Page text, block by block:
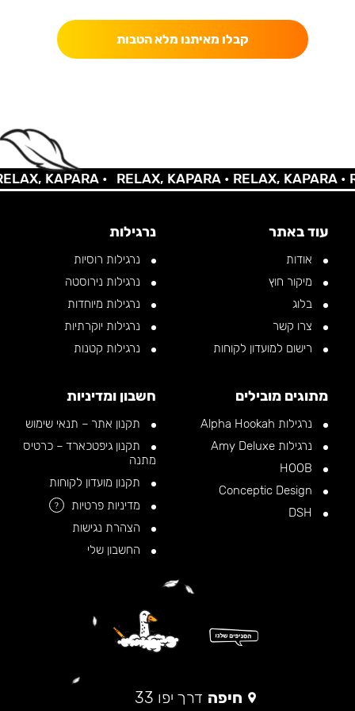
קבלו מאיתנו מלא הטבות
KAPARA • RELAX, KAPARA •RELAX, KAPARA •
עוד באתר
אודות
מיקור חוץ
בלוג
צרו קשר
רישום למועדון לקוחות
נרגילות
נרגילות רוסיות
נרגילות נירוסטה
נרגילות מיוחדות
נרגילות יוקרתיות
נרגילות קטנות
מתוגים מובילים
נרגילות Alpha Hookah
נרגילות Amy Deluxe
חשבון ומדיניות
תקנון אתר – תנאי שימוש
תקנון גיפטכארד – כרטיס
מתנה
תקנון מועדון לקוחות
מדיניות פרטיות
?
הצהרת נגישות
החשבון שלי
חיפה דרך יפו 33